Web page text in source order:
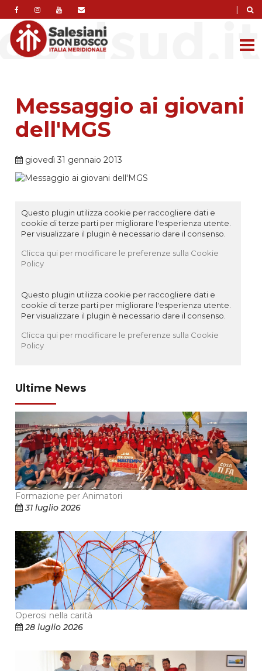
|
Messaggio ai giovani
dell'MGS
giovedì 31 gennaio 2013
Questo plugin utilizza cookie per raccogliere dati e
cookie di terze parti per migliorare l'esperienza utente.
Per visualizzare il plugin è necessario dare il consenso.
Clicca qui per modificare le preferenze sulla Cookie
Policy
Questo plugin utilizza cookie per raccogliere dati e
cookie di terze parti per migliorare l'esperienza utente.
Per visualizzare il plugin è necessario dare il consenso.
Clicca qui per modificare le preferenze sulla Cookie
Policy
Ultime News
Formazione per Animatori
31 luglio 2026
Operosi nella carità
28 luglio 2026